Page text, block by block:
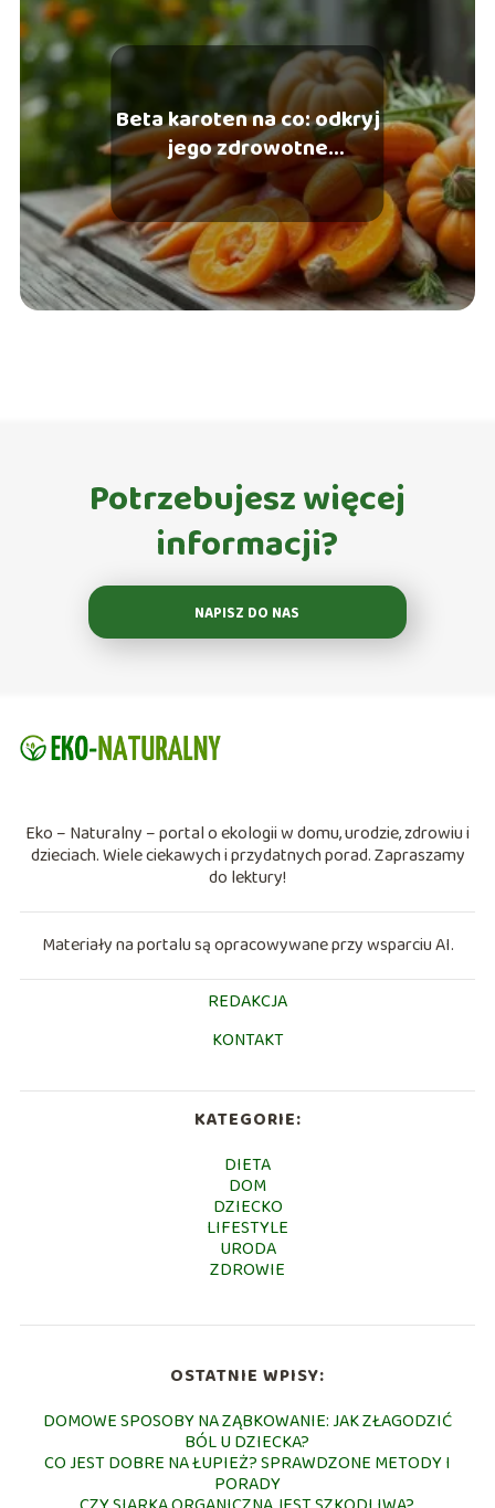
Beta karoten na co: odkryj
jego zdrowotne
właściwości i korzyści
Potrzebujesz więcej
informacji?
NAPISZ DO NAS
Eko – Naturalny – portal o ekologii w domu, urodzie, zdrowiu i
dzieciach. Wiele ciekawych i przydatnych porad. Zapraszamy
do lektury!
Materiały na portalu są opracowywane przy wsparciu AI.
REDAKCJA
KONTAKT
KATEGORIE:
DIETA
DOM
DZIECKO
LIFESTYLE
URODA
ZDROWIE
OSTATNIE WPISY:
DOMOWE SPOSOBY NA ZĄBKOWANIE: JAK ZŁAGODZIĆ
BÓL U DZIECKA?
CO JEST DOBRE NA ŁUPIEŻ? SPRAWDZONE METODY I
PORADY